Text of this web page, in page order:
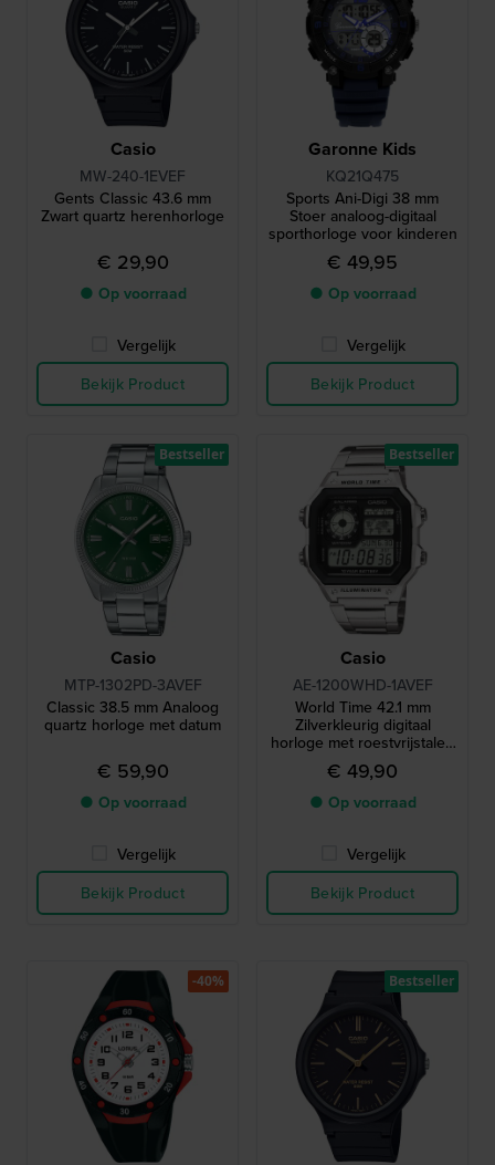
Casio
MW-240-1EVEF
Gents Classic 43.6 mm
Zwart quartz herenhorloge
€ 29,90
● Op voorraad
Vergelijk
Bekijk Product
Garonne Kids
KQ21Q475
Sports Ani-Digi 38 mm
Stoer analoog-digitaal
sporthorloge voor kinderen
€ 49,95
● Op voorraad
Vergelijk
Bekijk Product
Casio
MTP-1302PD-3AVEF
Classic 38.5 mm Analoog
quartz horloge met datum
€ 59,90
● Op voorraad
Vergelijk
Bekijk Product
Bestseller
Casio
AE-1200WHD-1AVEF
World Time 42.1 mm
Zilverkleurig digitaal
horloge met roestvrijstalen
armband
€ 49,90
● Op voorraad
Vergelijk
Bekijk Product
Bestseller
-40% Bestseller